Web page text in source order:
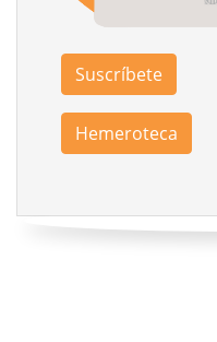
Suscríbete
Hemeroteca